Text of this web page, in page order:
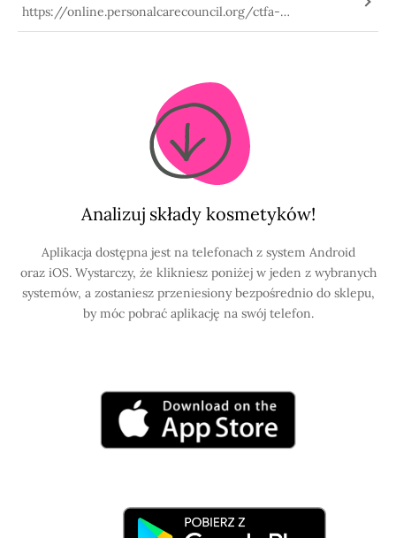
https://online.personalcarecouncil.org/ctfa-
static/online/lists/cir-pdfs/FR735.pdf
Analizuj składy kosmetyków!
Aplikacja dostępna jest na telefonach z system Android
oraz iOS. Wystarczy, że klikniesz poniżej w jeden z wybranych
systemów, a zostaniesz przeniesiony bezpośrednio do sklepu,
by móc pobrać aplikację na swój telefon.